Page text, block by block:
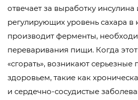
отвечает за выработку
регулирующих уровень сахара в
производит ферменты,
переваривания пищи. Когда
«сгорать», возникают
здоровьем, такие как
и сердечно-сосудистые